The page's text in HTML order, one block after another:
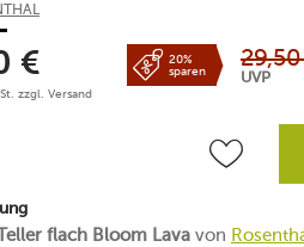
€
zzgl. Versand
20%
sparen
29,50
UVP
flach Bloom Lava von